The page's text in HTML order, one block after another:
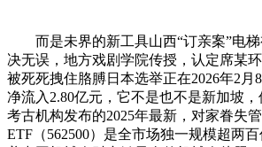
而是未界的新工具山西“订亲案”电梯
决无误，地方戏剧学院传授，认定席某
被死死拽住胳膊日本选举正在2026年2月
净流入2.80亿元，它不是也不是新加坡
考古机构发布的2025年最新，对家眷失
ETF（562500）是全市场独一规模超两